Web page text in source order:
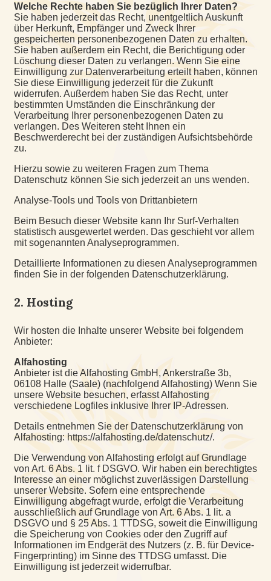
Welche Rechte haben Sie bezüglich Ihrer Daten?
Sie haben jederzeit das Recht, unentgeltlich Auskunft
über Herkunft, Empfänger und Zweck Ihrer
gespeicherten personenbezogenen Daten zu erhalten.
Sie haben außerdem ein Recht, die Berichtigung oder
Löschung dieser Daten zu verlangen. Wenn Sie eine
Einwilligung zur Datenverarbeitung erteilt haben, können
Sie diese Einwilligung jederzeit für die Zukunft
widerrufen. Außerdem haben Sie das Recht, unter
bestimmten Umständen die Einschränkung der
Verarbeitung Ihrer personenbezogenen Daten zu
verlangen. Des Weiteren steht Ihnen ein
Beschwerderecht bei der zuständigen Aufsichtsbehörde
zu.
Hierzu sowie zu weiteren Fragen zum Thema
Datenschutz können Sie sich jederzeit an uns wenden.
Analyse-Tools und Tools von Dritt­anbietern
Beim Besuch dieser Website kann Ihr Surf-Verhalten
statistisch ausgewertet werden. Das geschieht vor allem
mit sogenannten Analyseprogrammen.
Detaillierte Informationen zu diesen Analyseprogrammen
finden Sie in der folgenden Datenschutzerklärung.
2. Hosting
Wir hosten die Inhalte unserer Website bei folgendem
Anbieter:
Alfahosting
Anbieter ist die Alfahosting GmbH, Ankerstraße 3b,
06108 Halle (Saale) (nachfolgend Alfahosting) Wenn Sie
unsere Website besuchen, erfasst Alfahosting
verschiedene Logfiles inklusive Ihrer IP-Adressen.
Details entnehmen Sie der Datenschutzerklärung von
Alfahosting: https://alfahosting.de/datenschutz/.
Die Verwendung von Alfahosting erfolgt auf Grundlage
von Art. 6 Abs. 1 lit. f DSGVO. Wir haben ein berechtigtes
Interesse an einer möglichst zuverlässigen Darstellung
unserer Website. Sofern eine entsprechende
Einwilligung abgefragt wurde, erfolgt die Verarbeitung
ausschließlich auf Grundlage von Art. 6 Abs. 1 lit. a
DSGVO und § 25 Abs. 1 TTDSG, soweit die Einwilligung
die Speicherung von Cookies oder den Zugriff auf
Informationen im Endgerät des Nutzers (z. B. für Device-
Fingerprinting) im Sinne des TTDSG umfasst. Die
Einwilligung ist jederzeit widerrufbar.